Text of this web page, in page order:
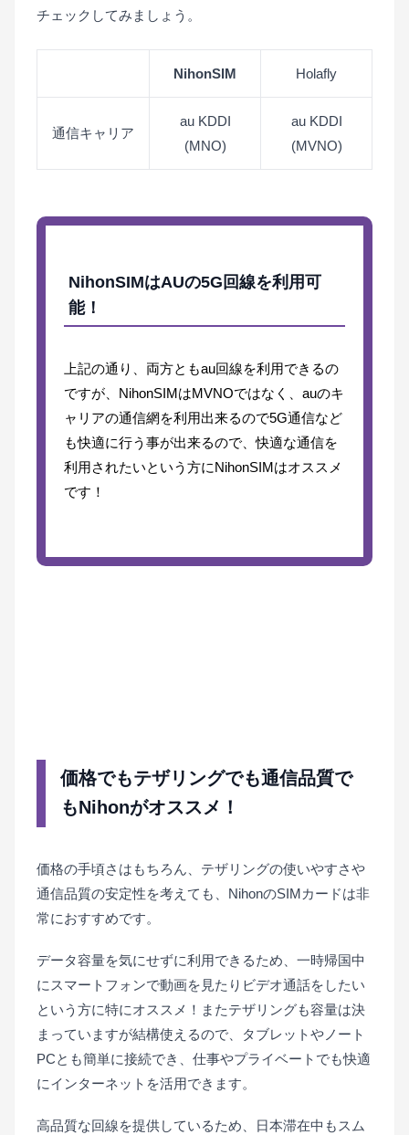
チェックしてみましょう。
NihonSIM Holafly
通信キャリア
au KDDI
(MNO)
au KDDI
(MVNO)
NihonSIMはAUの5G回線を利用可
能！
上記の通り、両方ともau回線を利用できるの
ですが、NihonSIMはMVNOではなく、auのキ
ャリアの通信網を利用出来るので5G通信など
も快適に行う事が出来るので、快適な通信を
利用されたいという方にNihonSIMはオススメ
です！
価格でもテザリングでも通信品質で
もNihonがオススメ！
価格の手頃さはもちろん、テザリングの使いやすさや
通信品質の安定性を考えても、NihonのSIMカードは非
常におすすめです。
データ容量を気にせずに利用できるため、一時帰国中
にスマートフォンで動画を見たりビデオ通話をしたい
という方に特にオススメ！またテザリングも容量は決
まっていますが結構使えるので、タブレットやノート
PCとも簡単に接続でき、仕事やプライベートでも快適
にインターネットを活用できます。
高品質な回線を提供しているため、日本滞在中もスム